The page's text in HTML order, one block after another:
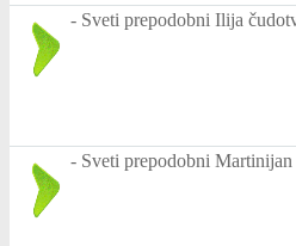
- Sveti prepodobni Ilija
- Sveti prepodobni